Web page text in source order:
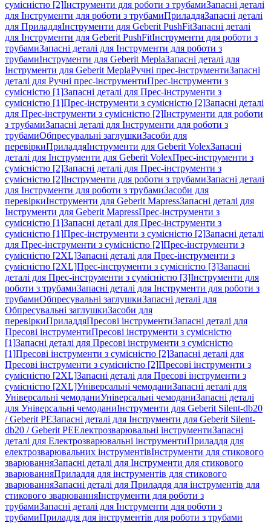
сумісністю [2]Інструменти для роботи з трубамиЗапасні деталі
для Інструменти для роботи з трубамиПриладдяЗапасні деталі
для ПриладдяІнструменти для Geberit PushFitЗапасні деталі
для Інструменти для Geberit PushFitІнструменти для роботи з
трубамиЗапасні деталі для Інструменти для роботи з
трубамиІнструменти для Geberit MeplaЗапасні деталі для
Інструменти для Geberit MeplaРучні прес-інструментиЗапасні
деталі для Ручні прес-інструментиПрес-інструменти з
сумісністю [1]Запасні деталі для Прес-інструменти з
сумісністю [1]Прес-інструменти з сумісністю [2]Запасні деталі
для Прес-інструменти з сумісністю [2]Інструменти для роботи
з трубамиЗапасні деталі для Інструменти для роботи з
трубамиОбпресувальні заглушкиЗасоби для
перевіркиПриладдяІнструменти для Geberit VolexЗапасні
деталі для Інструменти для Geberit VolexПрес-інструменти з
сумісністю [2]Запасні деталі для Прес-інструменти з
сумісністю [2]Інструменти для роботи з трубамиЗапасні деталі
для Інструменти для роботи з трубамиЗасоби для
перевіркиІнструменти для Geberit MapressЗапасні деталі для
Інструменти для Geberit MapressПрес-інструменти з
сумісністю [1]Запасні деталі для Прес-інструменти з
сумісністю [1]Прес-інструменти з сумісністю [2]Запасні деталі
для Прес-інструменти з сумісністю [2]Прес-інструменти з
сумісністю [2XL]Запасні деталі для Прес-інструменти з
сумісністю [2XL]Прес-інструменти з сумісністю [3]Запасні
деталі для Прес-інструменти з сумісністю [3]Інструменти для
роботи з трубамиЗапасні деталі для Інструменти для роботи з
трубамиОбпресувальні заглушкиЗапасні деталі для
Обпресувальні заглушкиЗасоби для
перевіркиПриладдяПресові інструментиЗапасні деталі для
Пресові інструментиПресові інструменти з сумісністю
[1]Запасні деталі для Пресові інструменти з сумісністю
[1]Пресові інструменти з сумісністю [2]Запасні деталі для
Пресові інструменти з сумісністю [2]Пресові інструменти з
сумісністю [2XL]Запасні деталі для Пресові інструменти з
сумісністю [2XL]Універсальні чемоданиЗапасні деталі для
Універсальні чемоданиУніверсальні чемоданиЗапасні деталі
для Універсальні чемоданиІнструменти для Geberit Silent-db20
/ Geberit PEЗапасні деталі для Інструменти для Geberit Silent-
db20 / Geberit PEЕлектрозварювальні інструментиЗапасні
деталі для Електрозварювальні інструментиПриладдя для
електрозварювальних інструментівІнструменти для стикового
зварюванняЗапасні деталі для Інструменти для стикового
зварюванняПриладдя для інструментів для стикового
зварюванняЗапасні деталі для Приладдя для інструментів для
стикового зварюванняІнструменти для роботи з
трубамиЗапасні деталі для Інструменти для роботи з
трубамиПриладдя для інструментів для роботи з трубами